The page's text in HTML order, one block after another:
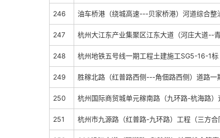
246 油车桥港（绕城高速---贝家桥港）河道综合整
247 杭州大江东产业集聚区江东大道（河庄大道--
248 杭州地铁五号线一期工程土建施工SG5-16-1标
249 胜稼北路（红普路西侧---角佃路西侧）道路一
250 杭州国际商贸城单元稼南路（九环路-杭海路
251 杭州市九源路（红普路-九环路）工程（三方合